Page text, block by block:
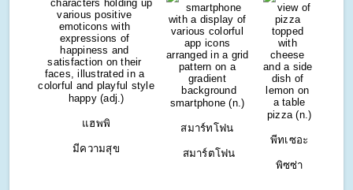
happy (adj.)
แฮพพิ
มีความสุข
smartphone (n.)
สมาร์ทโฟน
สมาร์ตโฟน
pizza (n.)
พีทเซอะ
พิซซ่า